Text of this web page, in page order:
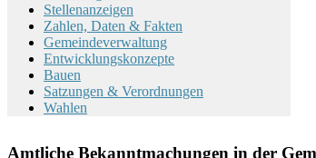
Stellenanzeigen
Zahlen, Daten & Fakten
Gemeindeverwaltung
Entwicklungskonzepte
Bauen
Satzungen & Verordnungen
Wahlen
Amtliche Bekanntmachungen in der